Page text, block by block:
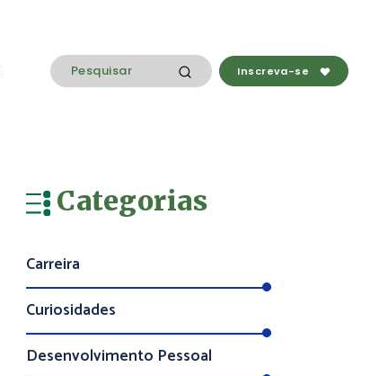
Inscreva-se
Categorias
Carreira
Curiosidades
Desenvolvimento Pessoal